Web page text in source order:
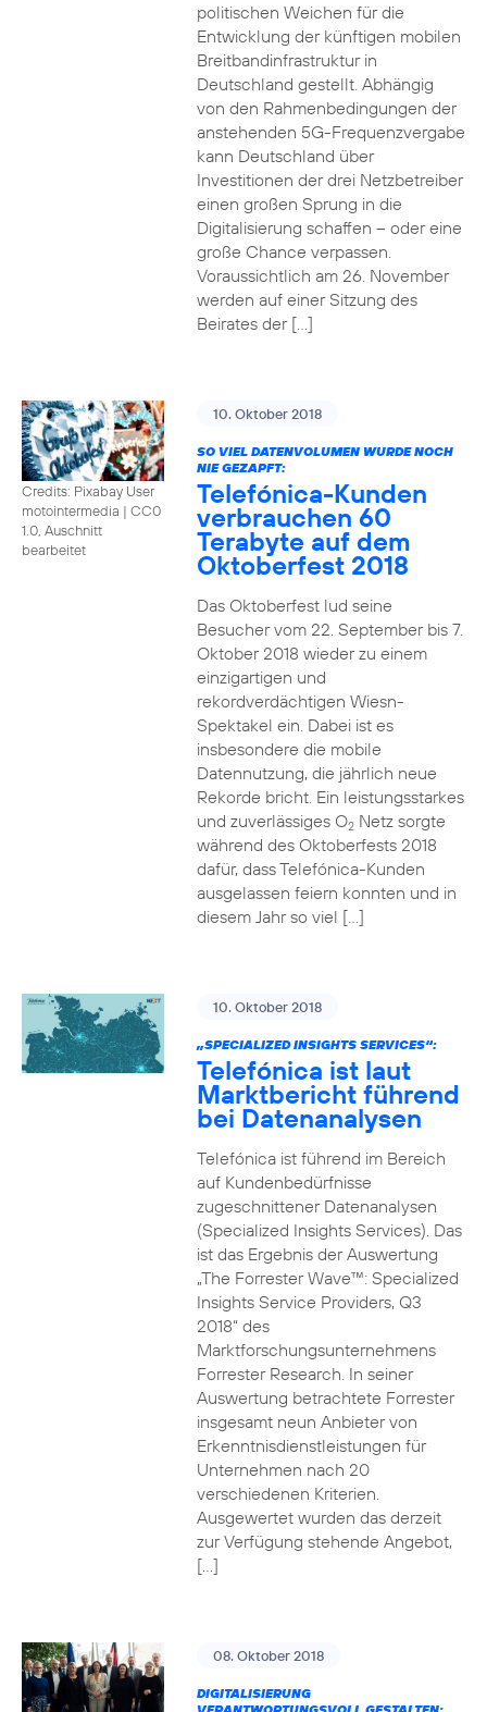
politischen Weichen für die
Entwicklung der künftigen mobilen
Breitbandinfrastruktur in
Deutschland gestellt. Abhängig
von den Rahmenbedingungen der
anstehenden 5G-Frequenzvergabe
kann Deutschland über
Investitionen der drei Netzbetreiber
einen großen Sprung in die
Digitalisierung schaffen – oder eine
große Chance verpassen.
Voraussichtlich am 26. November
werden auf einer Sitzung des
Beirates der […]
Credits: Pixabay User
motointermedia | CC0
1.0, Auschnitt
bearbeitet
10. Oktober 2018
SO VIEL DATENVOLUMEN WURDE NOCH
NIE GEZAPFT:
Telefónica-Kunden
verbrauchen 60
Terabyte auf dem
Oktoberfest 2018
Das Oktoberfest lud seine
Besucher vom 22. September bis 7.
Oktober 2018 wieder zu einem
einzigartigen und
rekordverdächtigen Wiesn-
Spektakel ein. Dabei ist es
insbesondere die mobile
Datennutzung, die jährlich neue
Rekorde bricht. Ein leistungsstarkes
und zuverlässiges O2Netz sorgte
während des Oktoberfests 2018
dafür, dass Telefónica-Kunden
ausgelassen feiern konnten und in
diesem Jahr so viel […]
10. Oktober 2018
„SPECIALIZED INSIGHTS SERVICES“:
Telefónica ist laut
Marktbericht führend
bei Datenanalysen
Telefónica ist führend im Bereich
auf Kundenbedürfnisse
zugeschnittener Datenanalysen
(Specialized Insights Services). Das
ist das Ergebnis der Auswertung
„The Forrester Wave™: Specialized
Insights Service Providers, Q3
2018“ des
Marktforschungsunternehmens
Forrester Research. In seiner
Auswertung betrachtete Forrester
insgesamt neun Anbieter von
Erkenntnisdienstleistungen für
Unternehmen nach 20
verschiedenen Kriterien.
Ausgewertet wurden das derzeit
zur Verfügung stehende Angebot,
[…]
08. Oktober 2018
DIGITALISIERUNG